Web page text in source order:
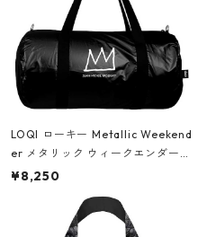
LOQI ローキー Metallic Weekend
er メタリック ウィークエンダー
ボストンバッグ ショルダーバッグ
Black ジャン=ミッシェル・バスキ
ア/クラウン ブラック
¥8,250